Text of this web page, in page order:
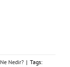
Ne Nedir? | Tags: